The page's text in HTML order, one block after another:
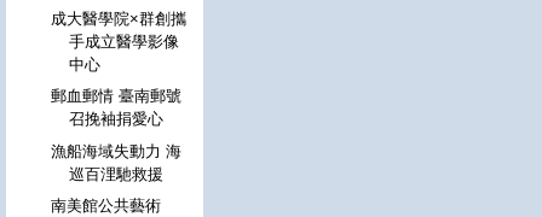
成大醫學院×群創攜
手成立醫學影像
中心
郵血郵情 臺南郵號
召挽袖捐愛心
漁船海域失動力 海
巡百浬馳救援
南美館公共藝術